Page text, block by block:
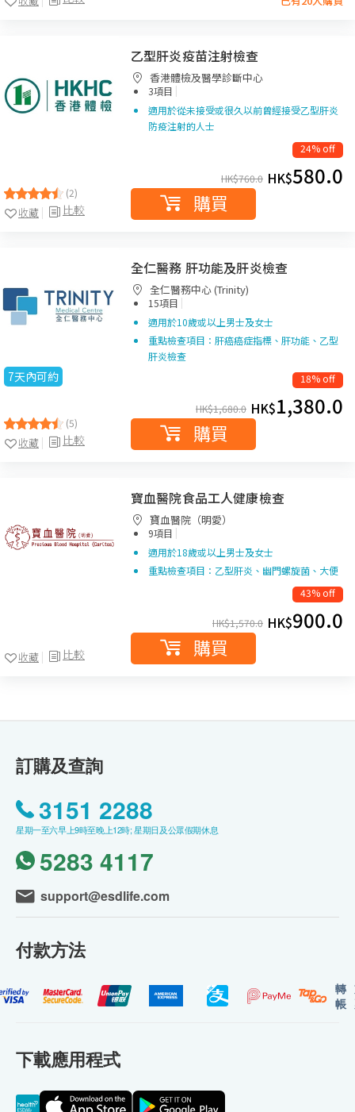
(2)
比較
收藏
乙型肝炎疫苗注射檢查
香港體檢及醫學診斷中心
3項目 |
適用於從未接受或很久以前曾經接受乙型肝炎
防疫注射的人士
24% off
HK$760.0 HK$580.0
購買
7天內可約
(5)
比較
收藏
全仁醫務 肝功能及肝炎檢查
全仁醫務中心 (Trinity)
15項目 |
適用於10歲或以上男士及女士
重點檢查項目：肝癌癌症指標、肝功能、乙型
肝炎檢查
18% off
HK$1,680.0 HK$1,380.0
購買
比較
收藏
寶血醫院食品工人健康檢查
寶血醫院（明愛）
9項目 |
適用於18歲或以上男士及女士
重點檢查項目：乙型肝炎、幽門螺旋菌、大便
43% off
HK$1,570.0 HK$900.0
購買
訂購及查詢
3151 2288
星期一至六早上9時至晚上12時; 星期日及公眾假期休息
5283 4117
support@esdlife.com
付款方法
轉
帳
下載應用程式